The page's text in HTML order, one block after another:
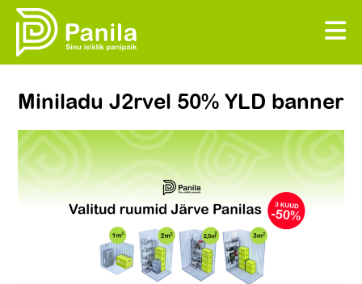
Miniladu J2rvel 50% YLD banner